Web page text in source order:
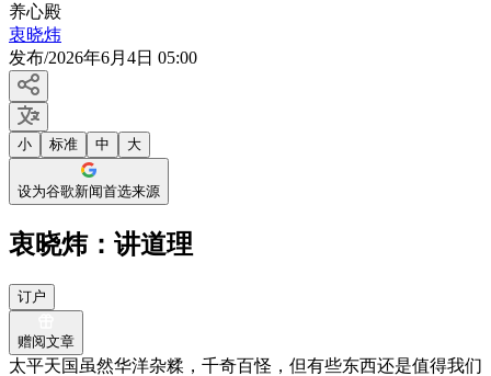
养心殿
衷晓炜
发布/2026年6月4日 05:00
小 标准 中 大
设为谷歌新闻首选来源
衷晓炜：讲道理
订户
赠阅文章
太平天国虽然华洋杂糅，千奇百怪，但有些东西还是值得我们